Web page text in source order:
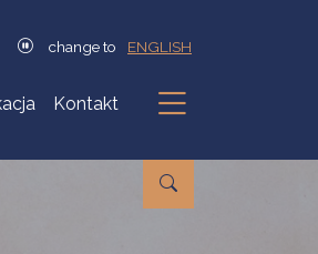
change to ENGLISH
Kontakt
Podmenu